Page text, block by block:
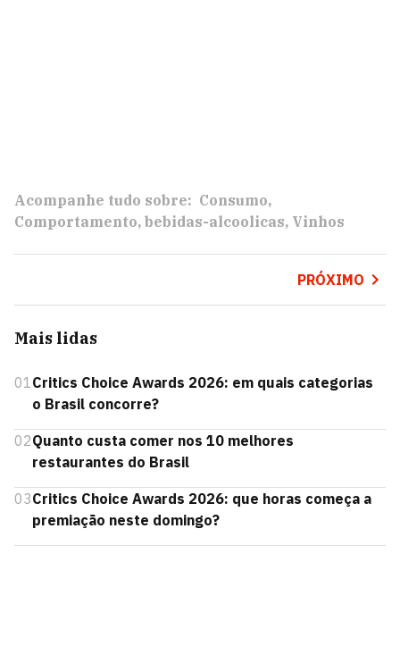
Acompanhe tudo sobre: Consumo
Comportamento bebidas-alcoolicas Vinhos
PRÓXIMO
Mais lidas
01 Critics Choice Awards 2026: em quais categorias
o Brasil concorre?
02Quanto custa comer nos 10 melhores
restaurantes do Brasil
03Critics Choice Awards 2026: que horas começa a
premiação neste domingo?